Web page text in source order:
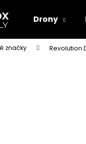
Drony
značky Revolution